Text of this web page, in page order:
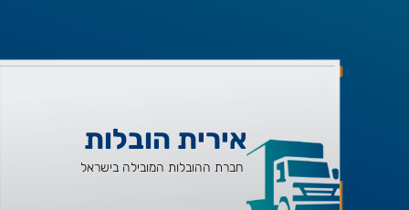
אירית הובלות
חברת ההובלות המובילה בישראל